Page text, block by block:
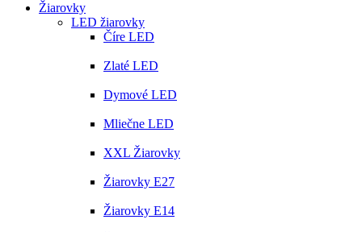
Žiarovky
LED žiarovky
Číre LED
Zlaté LED
Dymové LED
Mliečne LED
XXL Žiarovky
Žiarovky E27
Žiarovky E14